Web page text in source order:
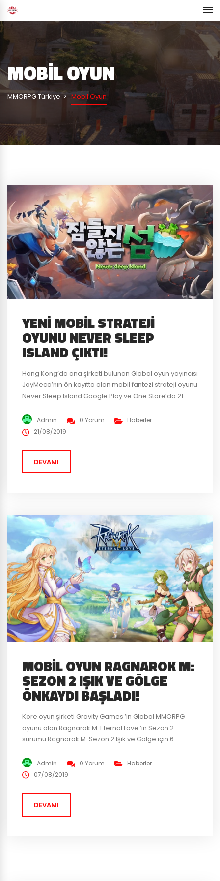
MOBIL OYUN
MMORPG Türkiye Mobil Oyun
YENI MOBIL STRATEJI
OYUNU NEVER SLEEP
ISLAND ÇIKTI!
Hong Kong’da ana şirketi bulunan Global oyun yayıncısı
JoyMeca’nın ön kayıtta olan mobil fantezi strateji oyunu
Never Sleep Island Google Play ve One Store’da 21
şatonu yükseltip canavarlar avlayabilir ve diğer
bölgeleri işgal edebilirsin. Kale içinde binayı inşa etme,
dışında canavarları...
Admin 0 Yorum
Haberler
21/08/2019
DEVAMI
MOBIL OYUN RAGNAROK M:
SEZON 2 IŞIK VE GÖLGE
ÖNKAYDI BAŞLADI!
Kore oyun şirketi Gravity Games ’in Global MMORPG
oyunu olan Ragnarok M: Eternal Love ’ın Sezon 2
sürümü Ragnarok M: Sezon 2 Işık ve Gölge için 6
belirlendiği Ragnarok M: Sezon 2 Işık ve Gölge
güncellemesi ile çeşitli içerikler hazırlandığı duyuruldu.
Admin 0 Yorum
Haberler
07/08/2019
DEVAMI